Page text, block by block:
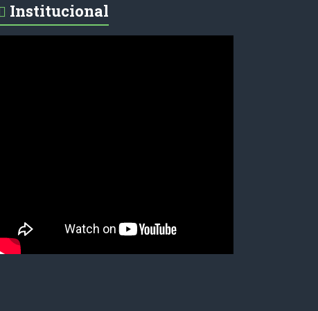
Institucional